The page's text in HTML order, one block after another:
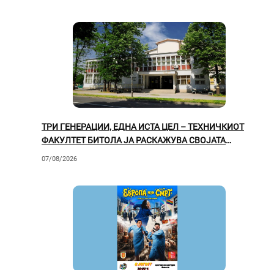
ТРИ ГЕНЕРАЦИИ, ЕДНА ИСТА ЦЕЛ – ТЕХНИЧКИОТ
ФАКУЛТЕТ БИТОЛА ЈА РАСКАЖУВА СВОЈАТА
07/08/2026